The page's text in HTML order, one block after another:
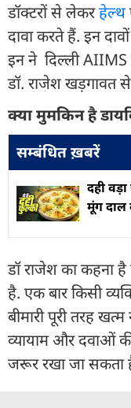
डॉक्टरों से लेकरहेल्थ
दावा करते हैं. इन
इन ने दिल्ली AIIMS
डॉ. राजेश खड़गावत
क्या मुमकिन है
सम्बंधित ख़बरें
दही
मूंग दाल
डॉ राजेश का कहना है
है. एक बार किसी
बीमारी पूरी तरह
व्यायाम और दवाओं
जरूर रखा जा सकता